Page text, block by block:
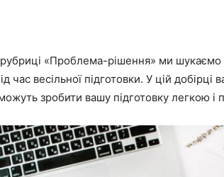
рубриці «Проблема-рішення» ми шукаємо
час весільної підготовки. У цій добірці
зробити вашу підготовку легкою і